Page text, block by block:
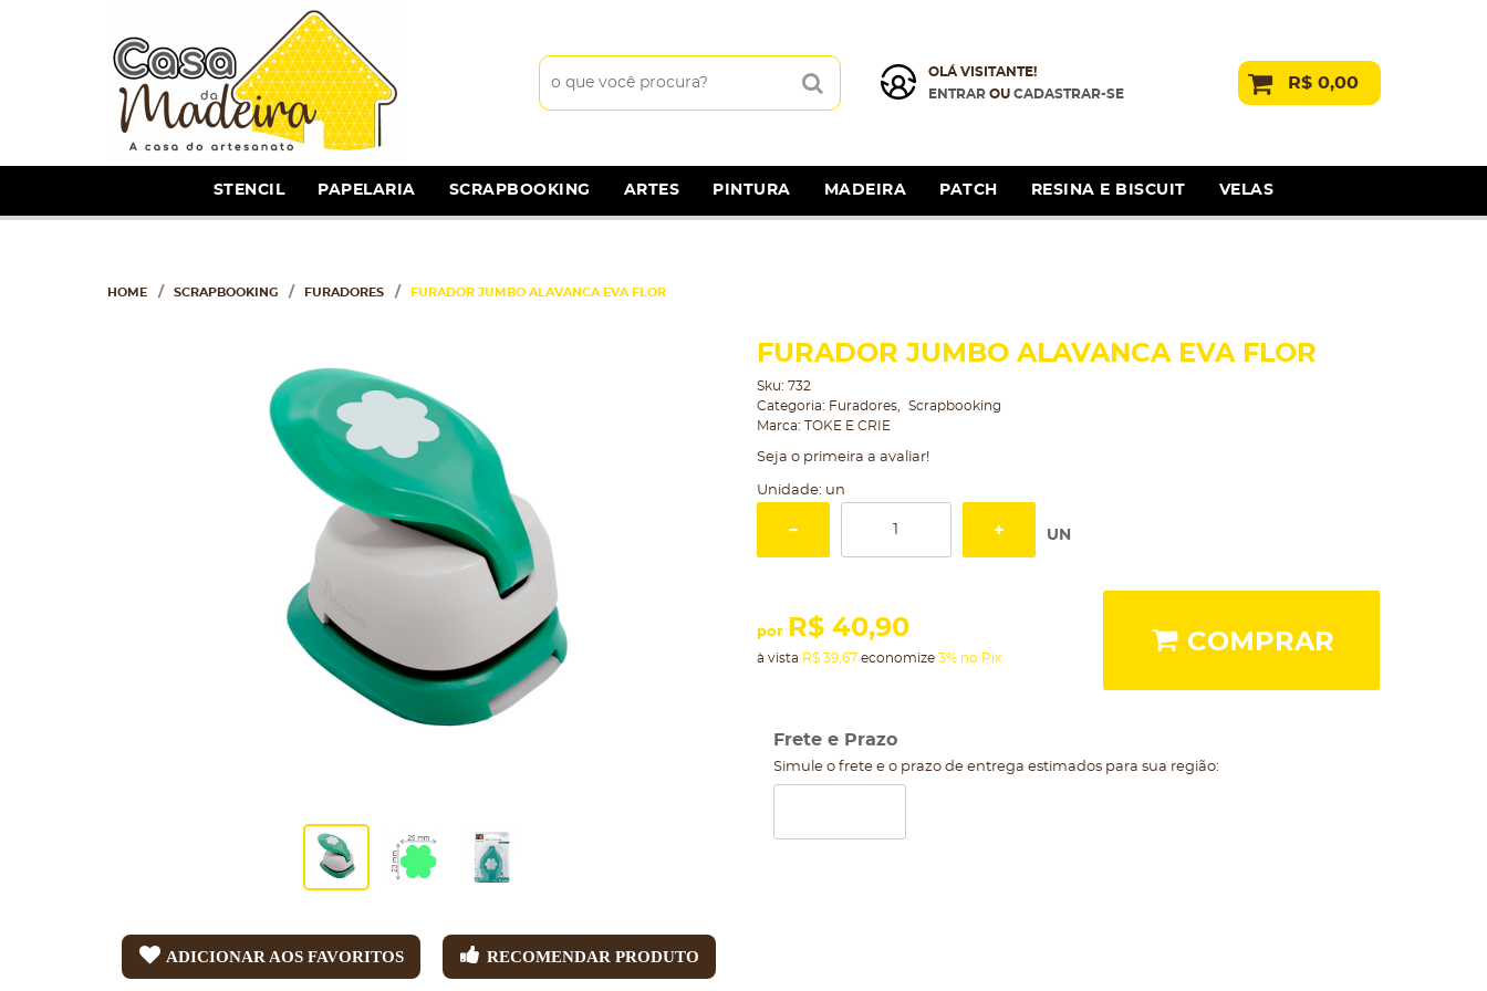
OLÁ VISITANTE!
ENTRAROU CADASTRAR-SE
R$ 0,00
STENCIL PAPELARIA SCRAPBOOKING ARTES PINTURA MADEIRA PATCH RESINA E BISCUIT VELAS
HOME SCRAPBOOKING FURADORES FURADOR JUMBO ALAVANCA EVA FLOR
ADICIONAR AOS FAVORITOS RECOMENDAR PRODUTO
FURADOR JUMBO ALAVANCA EVA FLOR
Sku: 732
Categoria: Furadores
Scrapbooking
Marca: TOKE E CRIE
Seja o primeira a avaliar!
Unidade: un
UN
por R$ 40,90
à vista R$ 39,67economize 3% no Pix
COMPRAR
Frete e Prazo
Simule o frete e o prazo de entrega estimados para sua região: